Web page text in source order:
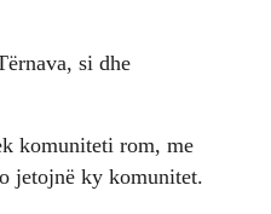
si dhe
komuniteti rom, me
jetojnë ky komunitet.